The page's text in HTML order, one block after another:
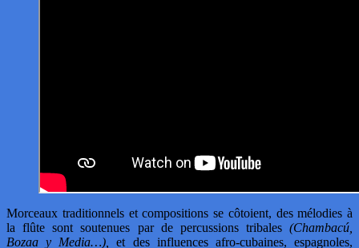
Morceaux traditionnels et compositions se côtoient, des mélodies à
la flûte sont soutenues par de percussions tribales (Chambacú,
Bozaa y Media…),
et des influences afro-cubaines, espagnoles,